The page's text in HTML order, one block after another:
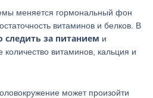
меняется гормональный фон
витаминов и белков. В
следить за питанием и
витаминов, кальция и
может произойти